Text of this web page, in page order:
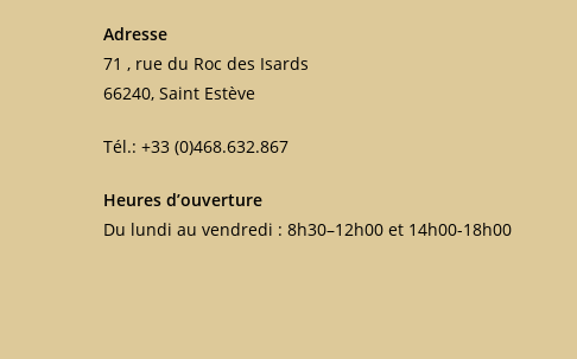
Adresse
71 , rue du Roc des Isards
66240, Saint Estève
Tél.: +33 (0)468.632.867
Heures d’ouverture
Du lundi au vendredi : 8h30–12h00 et 14h00-18h00